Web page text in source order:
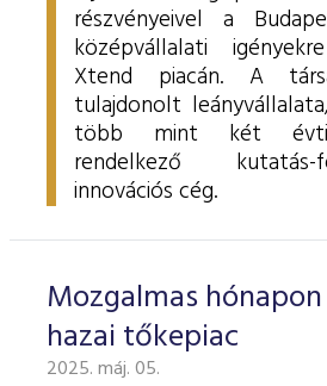
részvényeivel a
középvállalati
Xtend piacán. A
tulajdonolt
több mint két
rendelkező
innovációs cég.
Mozgalmas
hazai tőkepiac
2025. máj. 05.